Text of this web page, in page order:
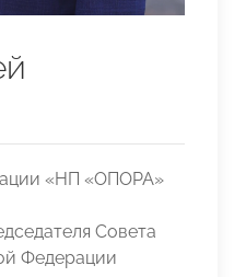
«НП «ОПОРА»
Совета
Федерации